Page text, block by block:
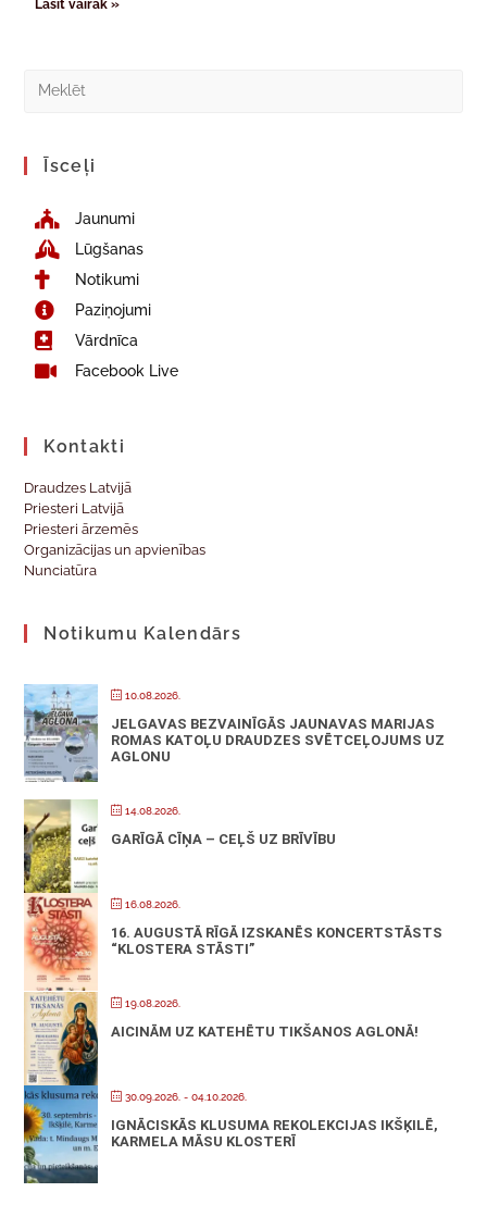
Lasīt vairāk »
Īsceļi
Jaunumi
Lūgšanas
Notikumi
Paziņojumi
Vārdnīca
Facebook Live
Kontakti
Draudzes Latvijā
Priesteri Latvijā
Priesteri ārzemēs
Organizācijas un apvienības
Nunciatūra
Notikumu Kalendārs
10.08.2026.
JELGAVAS BEZVAINĪGĀS JAUNAVAS MARIJAS
ROMAS KATOĻU DRAUDZES SVĒTCEĻOJUMS UZ
AGLONU
14.08.2026.
GARĪGĀ CĪŅA – CEĻŠ UZ BRĪVĪBU
16.08.2026.
16. AUGUSTĀ RĪGĀ IZSKANĒS KONCERTSTĀSTS
“KLOSTERA STĀSTI”
19.08.2026.
AICINĀM UZ KATEHĒTU TIKŠANOS AGLONĀ!
30.09.2026. - 04.10.2026.
IGNĀCISKĀS KLUSUMA REKOLEKCIJAS IKŠĶILĒ,
KARMELA MĀSU KLOSTERĪ